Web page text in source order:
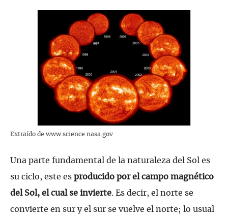
Extraído de www.science.nasa.gov
Una parte fundamental de la naturaleza del Sol es
su ciclo, este es producido por el campo magnético
del Sol, el cual se invierte. Es decir, el norte se
convierte en sur y el sur se vuelve el norte; lo usual